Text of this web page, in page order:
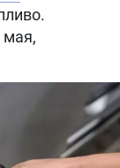
мая,